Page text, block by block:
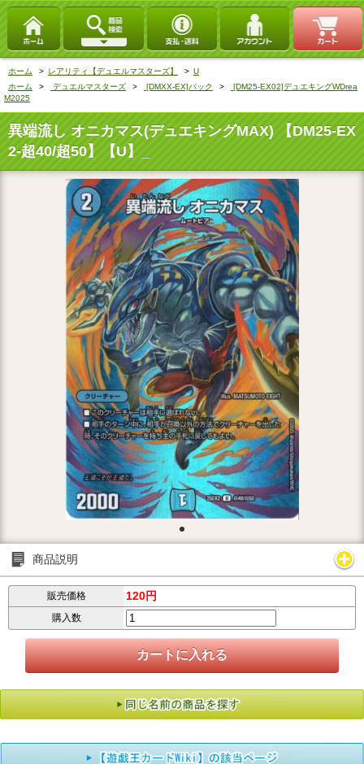
ホーム > レアリティ【デュエルマスターズ】 > U
ホーム
> デュエルマスターズ > [DMXX-EX]パック >
[DM25-EX02]デュエキングWDrea
M2025
異端流し オニカマス(デュエキングMAX) 【DM25-EX
2-超40/超50】【U】_
商品説明
販売価格 120円
購入数